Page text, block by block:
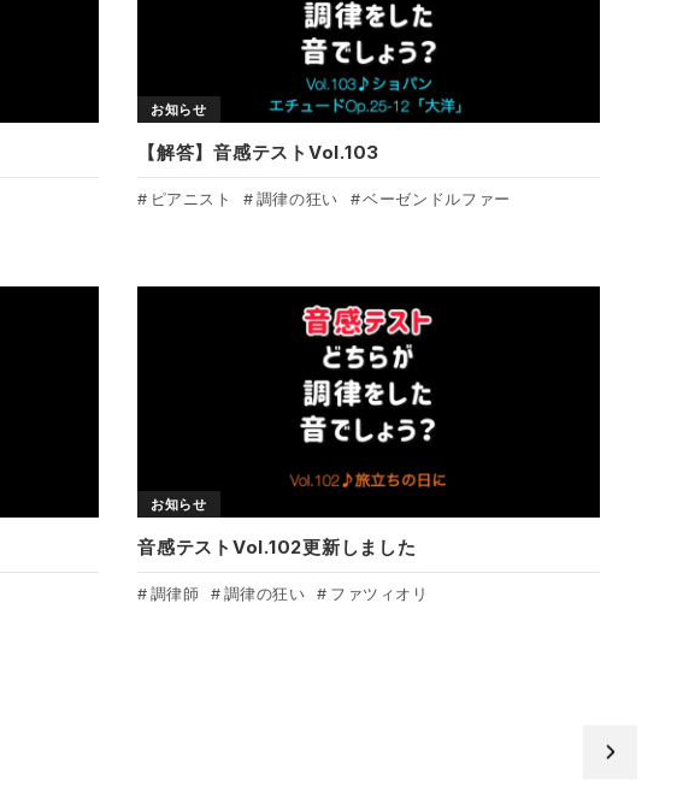
お知らせ
【解答】音感テストVol.103
ピアニスト 調律の狂い ベーゼンドルファー
お知らせ
音感テストVol.102更新しました
調律師 調律の狂い ファツィオリ